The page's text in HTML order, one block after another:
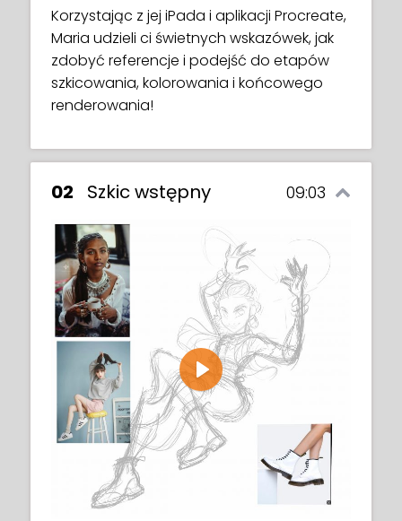
Korzystając z jej iPada i aplikacji Procreate,
Maria udzieli ci świetnych wskazówek, jak
zdobyć referencje i podejść do etapów
szkicowania, kolorowania i końcowego
renderowania!
02 Szkic wstępny 09:03
Play